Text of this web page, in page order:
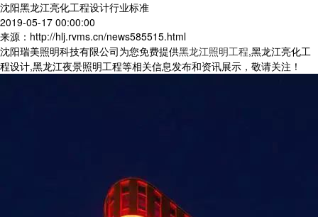
沈阳黑龙江亮化工程设计行业标准
2019-05-17 00:00:00
来源：http://hlj.rvms.cn/news585515.html
沈阳瑞美照明科技有限公司为您免费提供黑龙江照明工程,黑龙江亮化工
程设计,黑龙江夜景照明工程等相关信息发布和资讯展示，敬请关注！